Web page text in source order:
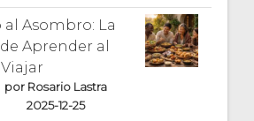
al Asombro: La
Aprender al
Viajar
por Rosario Lastra
2025-12-25